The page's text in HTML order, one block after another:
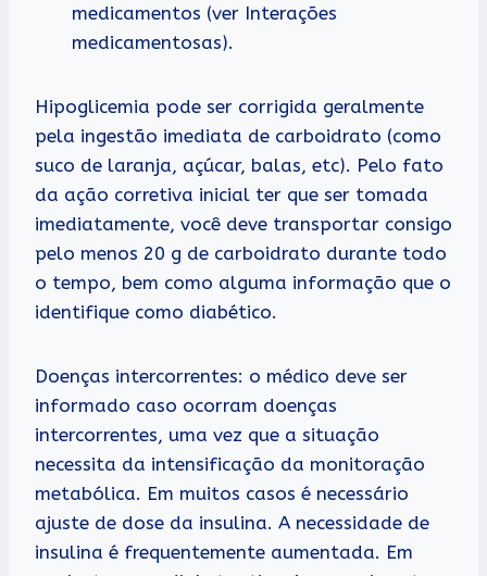
medicamentos (ver Interações
medicamentosas).
Hipoglicemia pode ser corrigida geralmente
pela ingestão imediata de carboidrato (como
suco de laranja, açúcar, balas, etc). Pelo fato
da ação corretiva inicial ter que ser tomada
imediatamente, você deve transportar consigo
pelo menos 20 g de carboidrato durante todo
o tempo, bem como alguma informação que o
identifique como diabético.
Doenças intercorrentes: o médico deve ser
informado caso ocorram doenças
intercorrentes, uma vez que a situação
necessita da intensificação da monitoração
metabólica. Em muitos casos é necessário
ajuste de dose da insulina. A necessidade de
insulina é frequentemente aumentada. Em